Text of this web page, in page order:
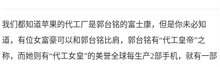
我们都知道苹果的代工厂是郭台铭的富士康，但是你未必知
道，有位女富豪可以和郭台铭比肩，郭台铭有“代工皇帝”之
称，而她则有“代工女皇”的美誉全球每生产2部手机，就有一部